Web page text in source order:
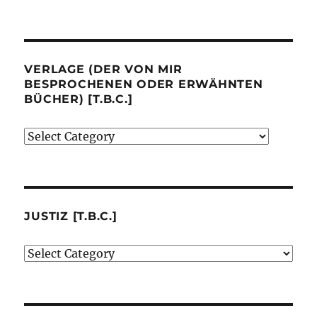
VERLAGE (DER VON MIR
BESPROCHENEN ODER ERWÄHNTEN
BÜCHER) [T.B.C.]
Verlage
besprochenen
erwähnten
JUSTIZ [T.B.C.]
Justiz